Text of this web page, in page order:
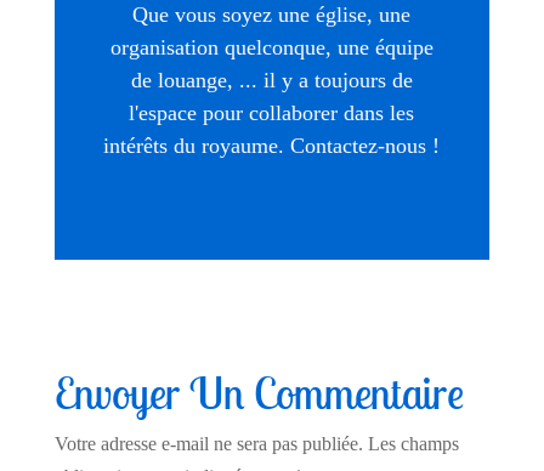
Que vous soyez une église, une
organisation quelconque, une équipe
de louange, ... il y a toujours de
l'espace pour collaborer dans les
intérêts du royaume. Contactez-nous !
Envoyer Un Commentaire
Votre adresse e-mail ne sera pas publiée. Les champs